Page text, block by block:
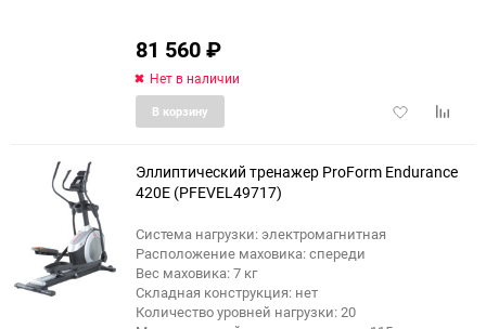
81 560₽
Нет в наличии
Добавить
В корзину
Эллиптический тренажер ProForm Endurance
420E (PFEVEL49717)
Система нагрузки: электромагнитная
Расположение маховика: спереди
Вес маховика: 7 кг
Складная конструкция: нет
Количество уровней нагрузки: 20